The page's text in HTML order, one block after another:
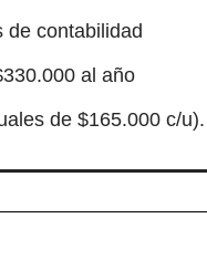
de contabilidad
al año
de $165.000 c/u).